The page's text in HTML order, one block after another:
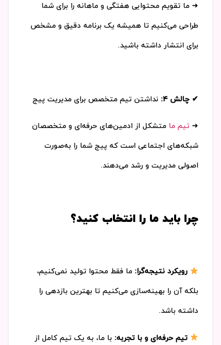
➜ ما تقویم محتوایی هفتگی و ماهانه را برای شما
طراحی می‌کنیم تا همیشه یک برنامه دقیق و مشخص
برای انتشار داشته باشید.
✔ چالش ۴: نداشتن تیم متخصص برای مدیریت پیج
➜ تیم ما متشکل از ادمین‌های حرفه‌ای و متخصصان
شبکه‌های اجتماعی است که پیج شما را به‌صورت
اصولی مدیریت و رشد می‌دهند.
چرا باید ما را انتخاب کنید؟
رویکرد نتیجه‌گرا: ما فقط محتوا تولید نمی‌کنیم،
بلکه آن را بهینه‌سازی می‌کنیم تا بهترین بازدهی را
داشته باشد.
تیم حرفه‌ای و با تجربه: با ما، به یک تیم کامل از